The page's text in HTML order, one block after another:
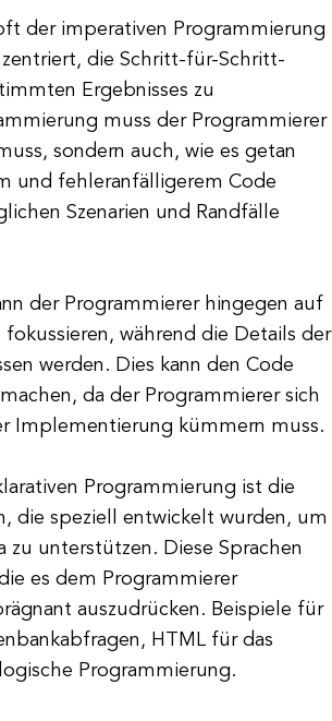
der imperativen Programmierung
die Schritt-für-Schritt-
Ergebnisses zu
muss der Programmierer
sondern auch, wie es getan
und fehleranfälligerem Code
Szenarien und Randfälle
der Programmierer hingegen auf
während die Details der
werden. Dies kann den Code
da der Programmierer sich
Implementierung kümmern muss.
Programmierung ist die
die speziell entwickelt wurden, um
zu unterstützen. Diese Sprachen
es dem Programmierer
auszudrücken. Beispiele für
HTML für das
Programmierung.